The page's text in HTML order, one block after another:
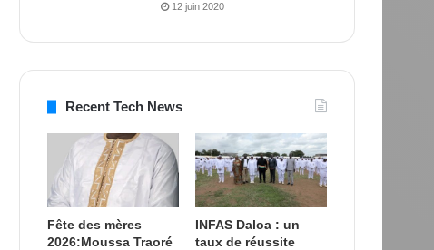
12 juin 2020
Recent Tech News
Fête des mères
2026:Moussa Traoré
INFAS Daloa : un
taux de réussite